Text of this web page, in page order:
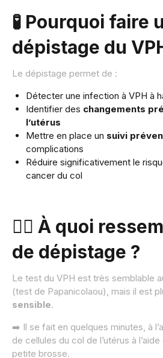
🧪 Pourquoi faire
dépistage du
Le dépistage permet de :
Détecter une infection à VPH à
Identifier des changements
l’utérus
Mettre en place un suivi
complications
Réduire significativement le
cancer du col
👩‍⚕️ À quoi
de dépistage ?
Le test du VPH est très semblable
(test de Papanicolaou), mais il est
sensible.
➡️ Il se fait en quelques minutes, à
de cellules du col de l’utérus à l’aide
petite brosse.